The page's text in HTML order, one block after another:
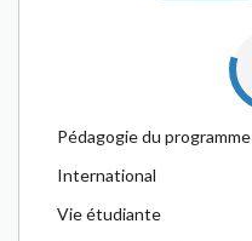
Pédagogie du programme
International
Vie étudiante